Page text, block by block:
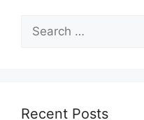
Recent Posts